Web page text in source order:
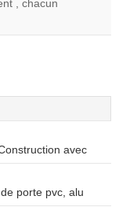
, chacun
avec
porte pvc, alu